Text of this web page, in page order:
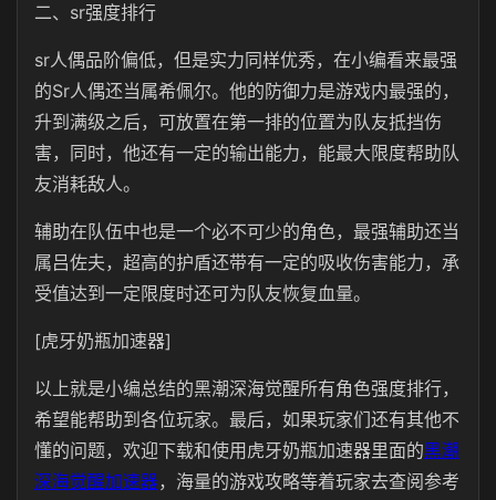
二、sr强度排行
sr人偶品阶偏低，但是实力同样优秀，在小编看来最强
的Sr人偶还当属希佩尔。他的防御力是游戏内最强的，
升到满级之后，可放置在第一排的位置为队友抵挡伤
害，同时，他还有一定的输出能力，能最大限度帮助队
友消耗敌人。
辅助在队伍中也是一个必不可少的角色，最强辅助还当
属吕佐夫，超高的护盾还带有一定的吸收伤害能力，承
受值达到一定限度时还可为队友恢复血量。
[虎牙奶瓶加速器]
以上就是小编总结的黑潮深海觉醒所有角色强度排行，
希望能帮助到各位玩家。最后，如果玩家们还有其他不
懂的问题，欢迎下载和使用虎牙奶瓶加速器里面的黑潮
深海觉醒加速器，海量的游戏攻略等着玩家去查阅参考